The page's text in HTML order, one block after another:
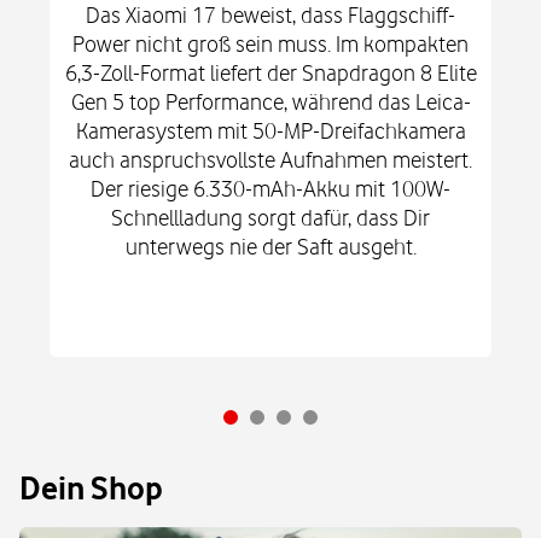
Das Xiaomi 17 beweist, dass Flaggschiff-
Power nicht groß sein muss. Im kompakten
6,3-Zoll-Format liefert der Snapdragon 8 Elite
Gen 5 top Performance, während das Leica-
Kamerasystem mit 50-MP-Dreifachkamera
auch anspruchsvollste Aufnahmen meistert.
Der riesige 6.330-mAh-Akku mit 100W-
Schnellladung sorgt dafür, dass Dir
unterwegs nie der Saft ausgeht.
Dein Shop